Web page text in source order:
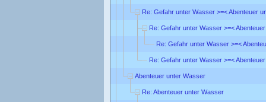
Re: Gefahr unter Wasser >=< Abenteuer
Re: Gefahr unter Wasser >=<
Re: Gefahr unter Wasser >=<
Re: Gefahr unter Wasser >=<
Abenteuer unter Wasser
Re: Abenteuer unter Wasser